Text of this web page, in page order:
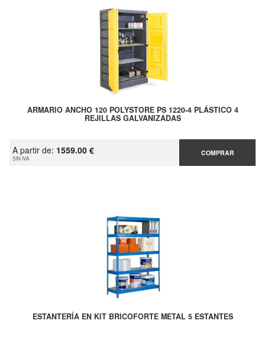
ARMARIO ANCHO 120 POLYSTORE PS 1220-4 PLÁSTICO 4
REJILLAS GALVANIZADAS
A partir de: 1559.00 €
SIN IVA
COMPRAR
ESTANTERÍA EN KIT BRICOFORTE METAL 5 ESTANTES